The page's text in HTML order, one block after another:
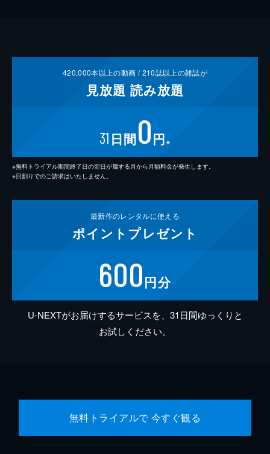
420,000本以上の動画 /210誌以上の雑誌が
見放題 読み放題
31 日間0円 ※
※無料トライアル期間終了日の翌日が属する月から月額料金が発生します。
※日割りでのご請求はいたしません。
最新作のレンタルに使える
ポイント プレゼント
600円分
U-NEXTがお届けするサービスを、31日間ゆっくりと
お試しください。
無料トライアルで 今すぐ観る